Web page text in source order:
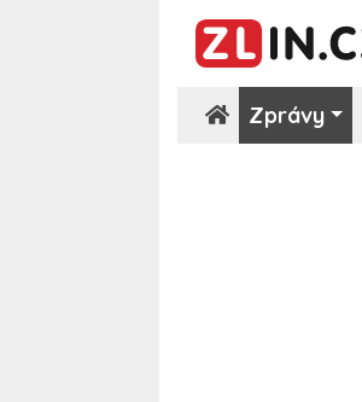
Zprávy